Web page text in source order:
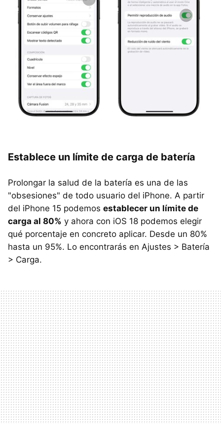
Establece un límite de carga de batería
Prolongar la salud de la batería es una de las
"obsesiones" de todo usuario del iPhone. A partir
del iPhone 15 podemos establecer un límite de
carga al 80% y ahora con iOS 18 podemos elegir
qué porcentaje en concreto aplicar. Desde un 80%
hasta un 95%. Lo encontrarás en Ajustes > Batería
> Carga.